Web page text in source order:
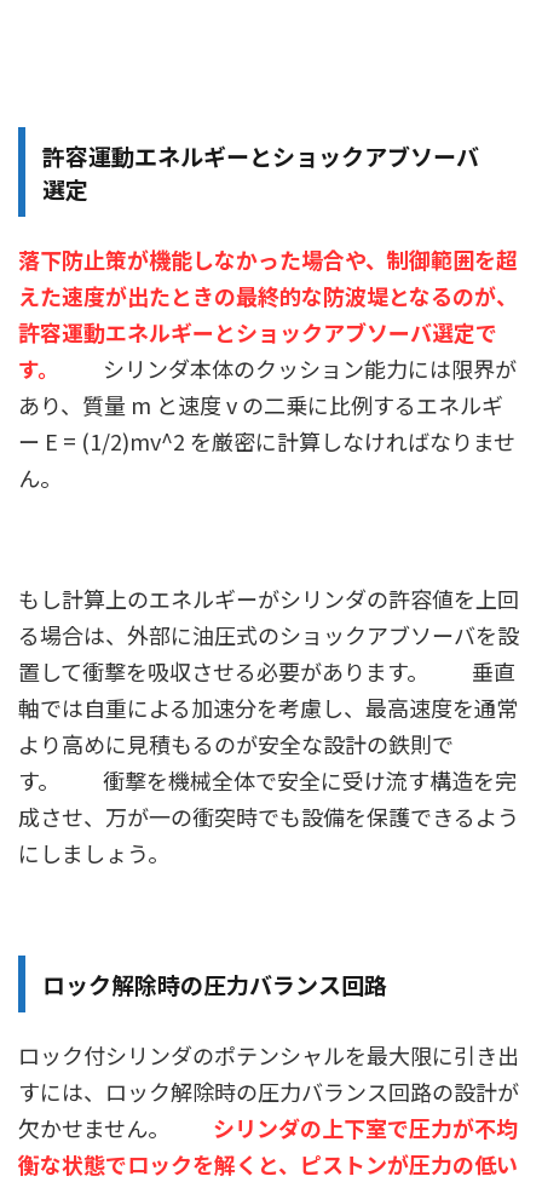
許容運動エネルギーとショックアブソーバ
選定
落下防止策が機能しなかった場合や、制御範囲を超
えた速度が出たときの最終的な防波堤となるのが、
許容運動エネルギーとショックアブソーバ選定で
す。
シリンダ本体のクッション能力には限界が
あり、質量 m と速度 v の二乗に比例するエネルギ
ー E = (1/2)mv^2 を厳密に計算しなければなりませ
ん。
もし計算上のエネルギーがシリンダの許容値を上回
る場合は、外部に油圧式のショックアブソーバを設
置して衝撃を吸収させる必要があります。 垂直
軸では自重による加速分を考慮し、最高速度を通常
より高めに見積もるのが安全な設計の鉄則で
す。 衝撃を機械全体で安全に受け流す構造を完
成させ、万が一の衝突時でも設備を保護できるよう
にしましょう。
ロック解除時の圧力バランス回路
ロック付シリンダのポテンシャルを最大限に引き出
すには、ロック解除時の圧力バランス回路の設計が
欠かせません。 シリンダの上下室で圧力が不均
衡な状態でロックを解くと、ピストンが圧力の低い